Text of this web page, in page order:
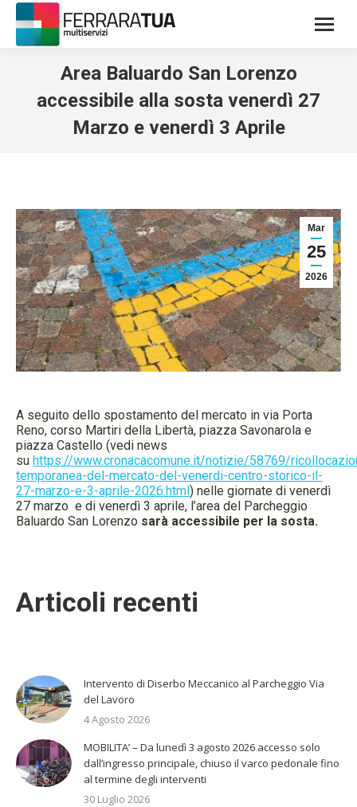
Area Baluardo San Lorenzo
accessibile alla sosta venerdì 27
Marzo e venerdì 3 Aprile
Mar
25
2026
A seguito dello spostamento del mercato in via Porta
Reno, corso Martiri della Libertà, piazza Savonarola e
piazza Castello (vedi news
su https://www.cronacacomune.it/notizie/58769/
temporanea-del-mercato-del-venerdi-centro-storico-il-
27-marzo-e-3-aprile-2026.html) nelle giornate di venerdì
27 marzo e di venerdì 3 aprile, l’area del Parcheggio
Baluardo San Lorenzo sarà accessibile per la sosta.
Articoli recenti
Intervento di Diserbo Meccanico al Parcheggio Via
del Lavoro
4 Agosto 2026
MOBILITA’ – Da lunedì 3 agosto 2026 accesso solo
dall’ingresso principale, chiuso il varco pedonale fino
al termine degli interventi
30 Luglio 2026